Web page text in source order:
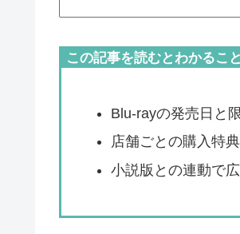
この記事を読むとわかること
Blu‑rayの発売日と
店舗ごとの購入特
小説版との連動で